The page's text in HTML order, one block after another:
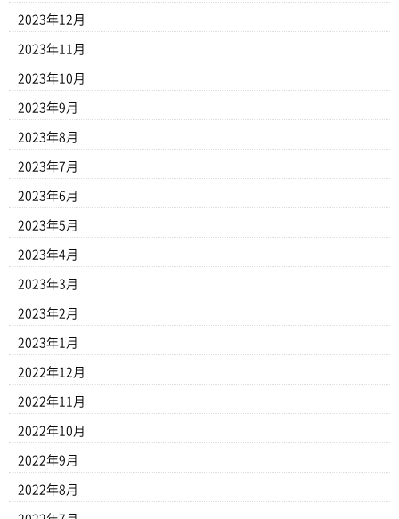
2023年12月
2023年11月
2023年10月
2023年9月
2023年8月
2023年7月
2023年6月
2023年5月
2023年4月
2023年3月
2023年2月
2023年1月
2022年12月
2022年11月
2022年10月
2022年9月
2022年8月